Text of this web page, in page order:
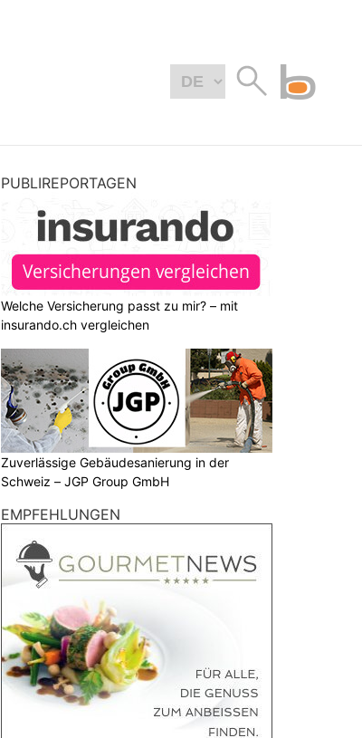
PUBLIREPORTAGEN
Welche Versicherung passt zu mir? – mit
insurando.ch vergleichen
Zuverlässige Gebäudesanierung in der
Schweiz – JGP Group GmbH
EMPFEHLUNGEN